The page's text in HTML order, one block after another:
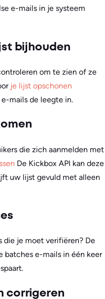
e-mails in je systeem
bijhouden
om te zien of ze
je lijst opschonen
mails de leegte in.
die zich aanmelden met
De Kickbox API kan deze
uw lijst gevuld met alleen
die je moet verifiëren? De
batches e-mails in één keer
corrigeren